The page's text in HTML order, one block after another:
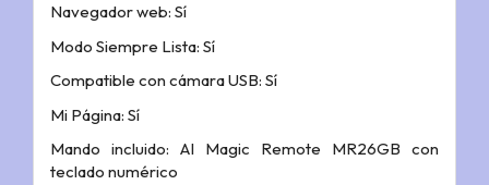
Navegador web: Sí
Modo Siempre Lista: Sí
Compatible con cámara USB: Sí
Mi Página: Sí
Mando incluido: AI Magic Remote MR26GB con
teclado numérico